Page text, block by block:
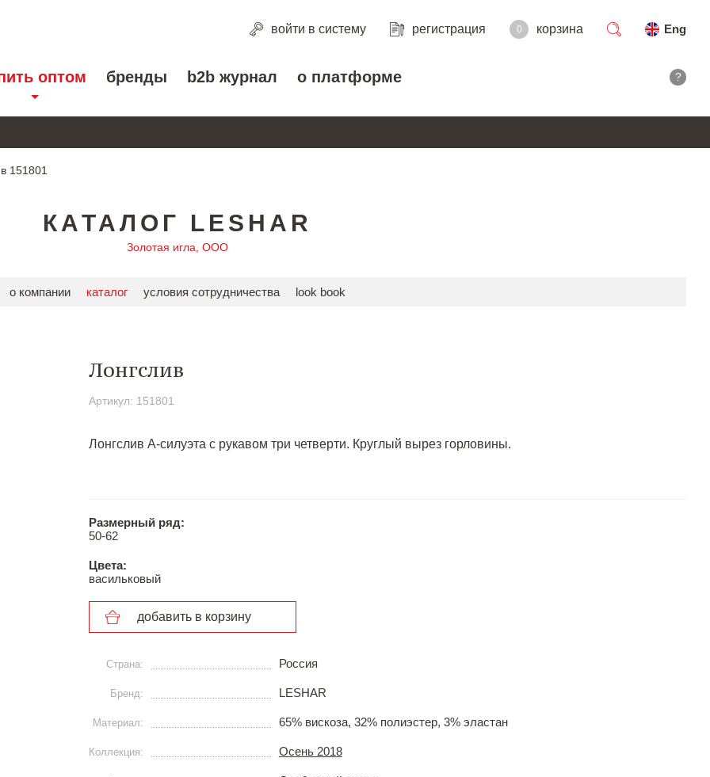
войти в систему регистрация 0 корзина
Eng
оптом бренды b2b журнал о платформе ?
151801
КАТАЛОГ LESHAR
Золотая игла, ООО
о компании каталог условия сотрудничества look book
Лонгслив
Артикул: 151801
Лонгслив А-силуэта с рукавом три четверти. Круглый вырез горловины.
Размерный ряд:
50-62
Цвета:
васильковый
добавить в корзину
Страна: Россия
Бренд: LESHAR
Материал: 65% вискоза, 32% полиэстер, 3% эластан
Коллекция: Осень 2018